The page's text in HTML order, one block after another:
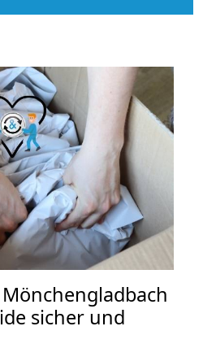
Mönchengladbach
sicher und